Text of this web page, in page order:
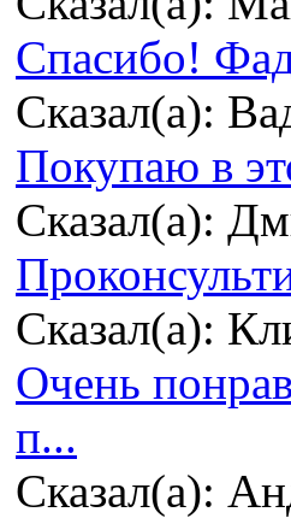
Спасибо!
Сказал(а):
Покупаю в
Сказал(а):
Сказал(а):
Очень
п...
Сказал(а):